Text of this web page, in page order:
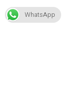
WhatsApp